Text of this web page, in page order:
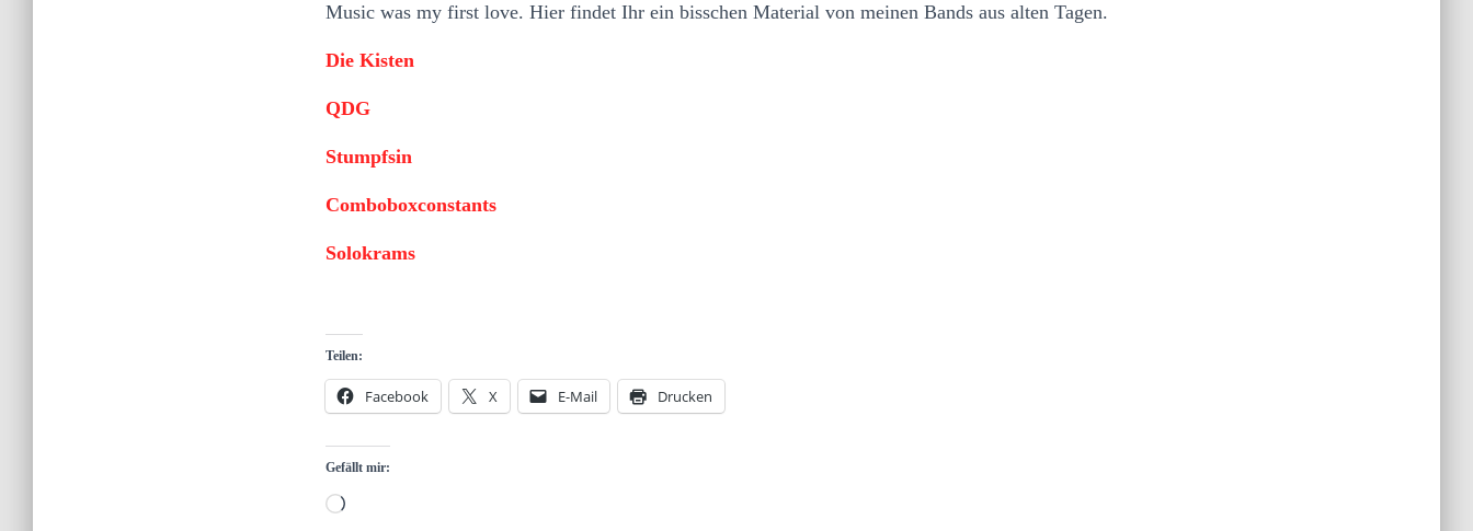
Music was my first love. Hier findet Ihr ein bisschen Material von meinen Bands aus alten Tagen.
Die Kisten
QDG
Stumpfsin
Comboboxconstants
Solokrams
Teilen:
Facebook X E-Mail Drucken
Gefällt mir:
Wird